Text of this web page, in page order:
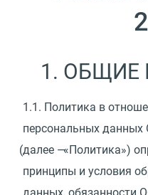
1.
1.1. Политика в
персональных
(далее —
« Политика»)
принципы и условия